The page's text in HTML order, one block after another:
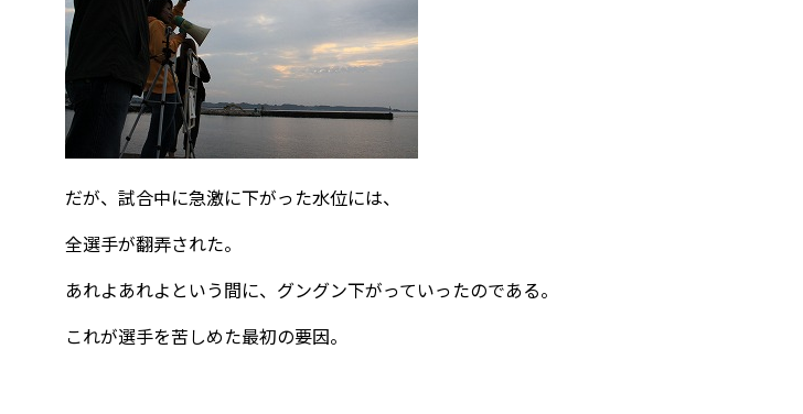
だが、試合中に急激に下がった水位には、
全選手が翻弄された。
あれよあれよという間に、グングン下がっていったのである。
これが選手を苦しめた最初の要因。